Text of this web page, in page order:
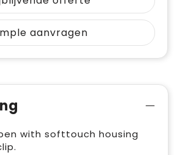
aanvragen
with softtouch housing